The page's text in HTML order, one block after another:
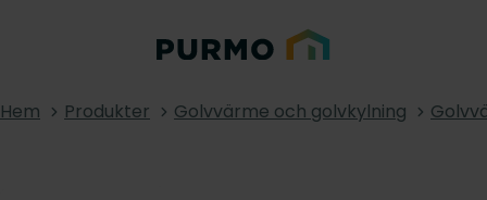
Hem Produkter Golvvärme och golvkylning